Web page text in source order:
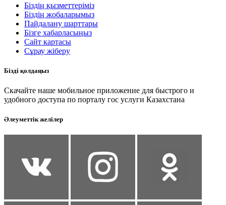
Біздің қызметтеріміз
Біздің жобаларымыз
Пайдалану шарттары
Бізге хабарласыңыз
Сайт картасы
Сұрау жіберу
Бізді қолдаңыз
Скачайте наше мобильное приложение для быстрого и
удобного доступа по порталу гос услуги Казахстана
Әлеуметтік желілер